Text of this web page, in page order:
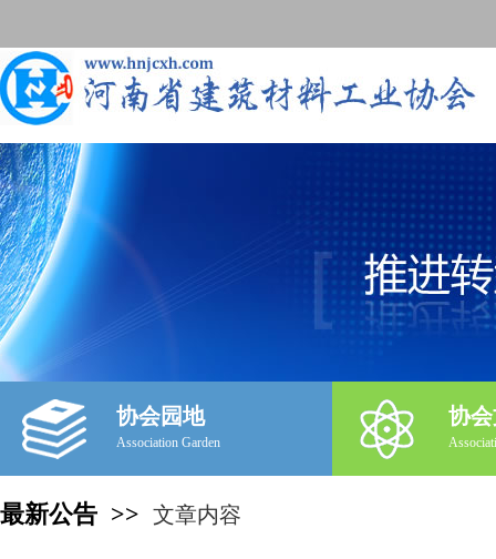
协会园地
Association Garden
协
最新公告 >> 文章内容